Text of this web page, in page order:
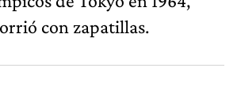
con zapatillas.